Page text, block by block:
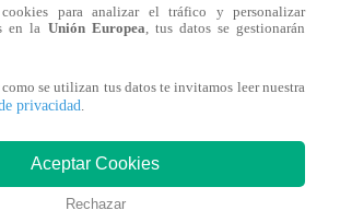
a ofrecer el producto.
que le tenía un regalo.
INTERESAR | Pituca Sin Lucas
dijo Manuel Gallardo con una
para analizar el tráfico y personalizar
en la Unión Europea, tus datos se gestionarán
se utilizan tus datos te invitamos leer nuestra
privacidad.
Aceptar Cookies
Rechazar